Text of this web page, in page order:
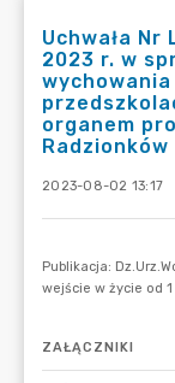
Uchwała
2023 r. w
organem
Radzionków
2023-08-02 13:17
ZAŁĄCZNIKI